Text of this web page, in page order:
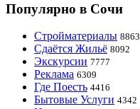
Популярно в Сочи
Стройматериалы 8863
Сдаётся Жильё 8092
Экскурсии 7777
Реклама 6309
Где Поесть 4416
Бытовые Услуги 4342